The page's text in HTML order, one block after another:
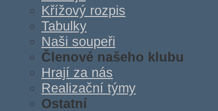
Křížový rozpis
Tabulky
Naši soupeři
Členové našeho klubu
Hrají za nás
Realizační týmy
Ostatní